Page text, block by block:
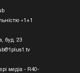
«1+1
буд. 23
медіа - R40-